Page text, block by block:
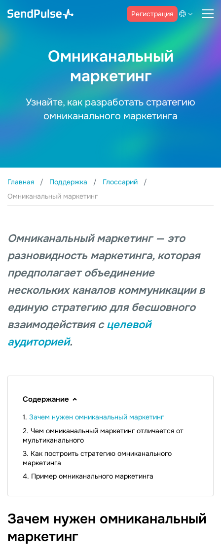
Регистрация
Омниканальный
маркетинг
Узнайте, как разработать стратегию
омниканального маркетинга
Главная Поддержка
Глоссарий
Омниканальный маркетинг
Омниканальный маркетинг — это
разновидность маркетинга, которая
предполагает объединение
нескольких каналов коммуникации в
единую стратегию для бесшовного
взаимодействия сцелевой
аудиторией.
Содержание
Зачем нужен омниканальный маркетинг
Чем омниканальный маркетинг отличается от
мультиканального
Как построить стратегию омниканального
маркетинга
Пример омниканального маркетинга
Зачем нужен омниканальный
маркетинг